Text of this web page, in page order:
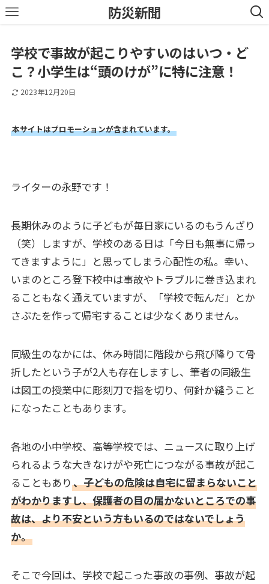
防災新聞
学校で事故が起こりやすいのはいつ・ど
こ？小学生は“頭のけが”に特に注意！
2023年12月20日
本サイトはプロモーションが含まれています。
ライターの永野です！
長期休みのように子どもが毎日家にいるのもうんざり
（笑）しますが、学校のある日は「今日も無事に帰っ
てきますように」と思ってしまう心配性の私。幸い、
いまのところ登下校中は事故やトラブルに巻き込まれ
ることもなく通えていますが、「学校で転んだ」とか
さぶたを作って帰宅することは少なくありません。
同級生のなかには、休み時間に階段から飛び降りて骨
折したという子が2人も存在しますし、筆者の同級生
は図工の授業中に彫刻刀で指を切り、何針か縫うこと
になったこともあります。
各地の小中学校、高等学校では、ニュースに取り上げ
られるような大きなけがや死亡につながる事故が起こ
ることもあり、子どもの危険は自宅に留まらないこと
がわかりますし、保護者の目の届かないところでの事
故は、より不安という方もいるのではないでしょう
か。
そこで今回は、学校で起こった事故の事例、事故が起